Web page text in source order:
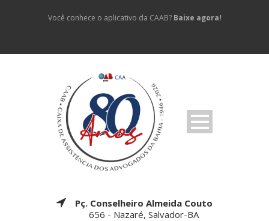
Você conhece o aplicativo da CAAB? Baixe agora!
Pç. Conselheiro Almeida Couto
656 - Nazaré, Salvador-BA